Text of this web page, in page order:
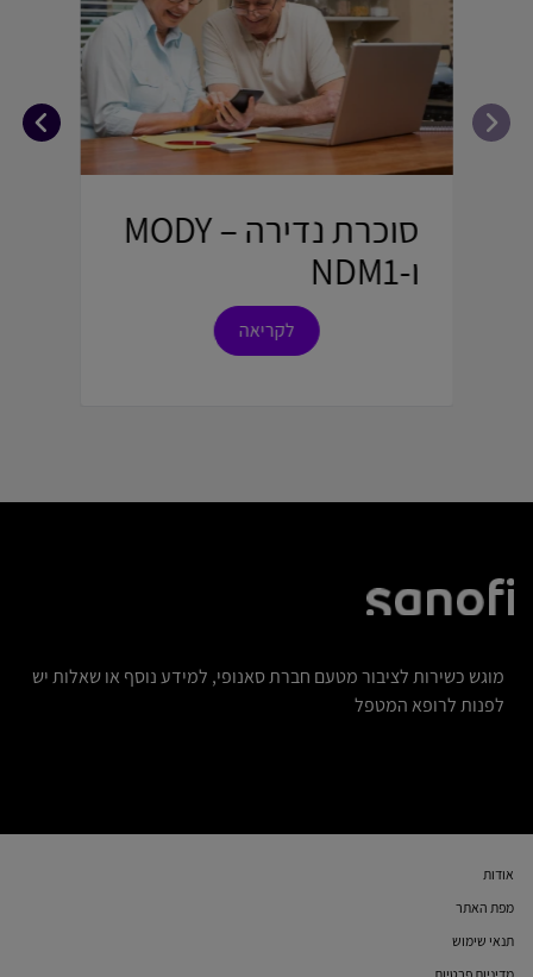
סוכרת נדירה – MODY
ו-NDM1
לקריאה
מוגש כשירות לציבור מטעם חברת סאנופי, למידע נוסף או שאלות יש
לפנות לרופא המטפל
אודות
מפת האתר
תנאי שימוש